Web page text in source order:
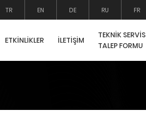
TR EN DE RU FR
ETKİNLİKLER İLETİŞİM
TEKNİK SERVİS
TALEP FORMU